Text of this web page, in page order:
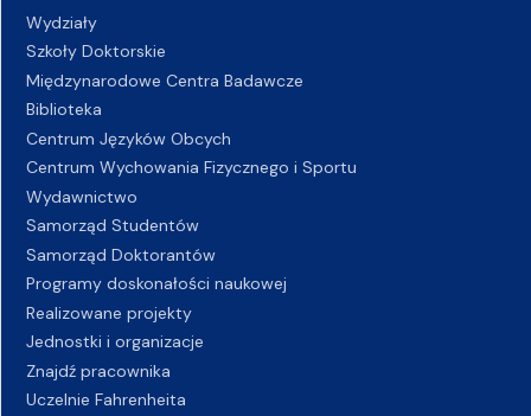
Wydziały
Szkoły Doktorskie
Międzynarodowe Centra Badawcze
Biblioteka
Centrum Języków Obcych
Centrum Wychowania Fizycznego i Sportu
Wydawnictwo
Samorząd Studentów
Samorząd Doktorantów
Programy doskonałości naukowej
Realizowane projekty
Jednostki i organizacje
Znajdź pracownika
Uczelnie Fahrenheita